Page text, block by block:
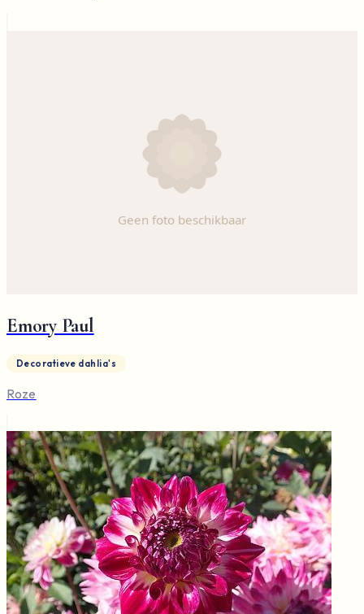
Emory Paul
Decoratieve dahlia's
Roze